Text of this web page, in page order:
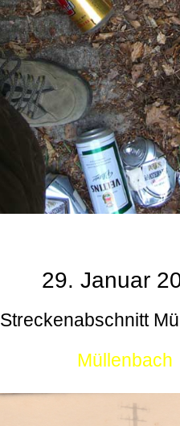
29. Januar
Streckenabschnitt
Müllenbach